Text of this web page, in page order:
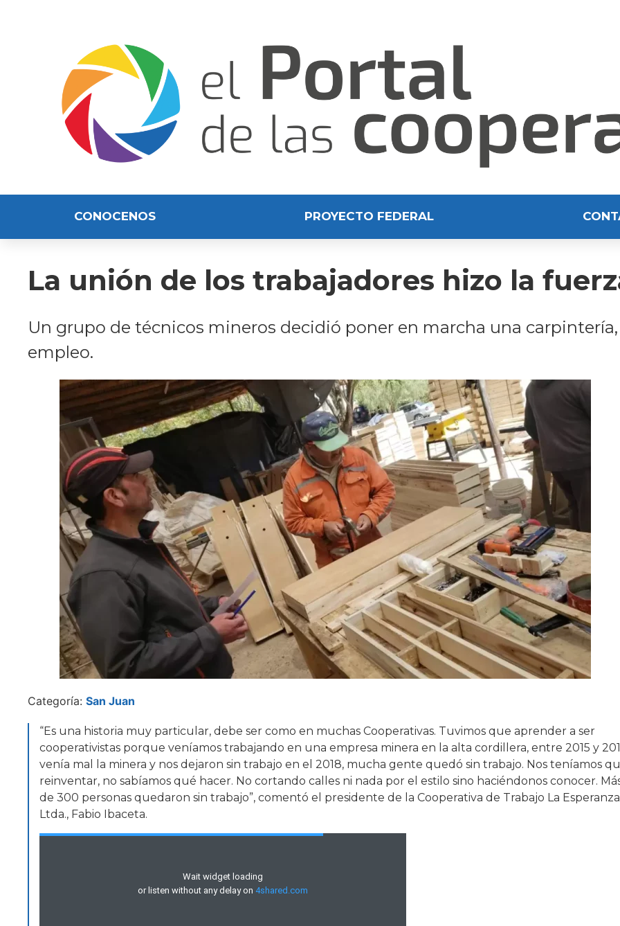
CONOCENOS PROYECTO FEDERAL
La unión de los trabajadores hizo la
Un grupo de técnicos mineros decidió poner en marcha una
empleo.
Categoría: San Juan
“Es una historia muy particular, debe ser como en muchas Cooperativas. Tuvimos que aprender a ser
cooperativistas porque veníamos trabajando en una empresa minera en la alta cordillera, entre 2015 y
venía mal la minera y nos dejaron sin trabajo en el 2018, mucha gente quedó sin trabajo. Nos teníamos
reinventar, no sabíamos qué hacer. No cortando calles ni nada por el estilo sino haciéndonos conocer.
de 300 personas quedaron sin trabajo”, comentó el presidente de la Cooperativa de Trabajo La Esperanza
Ltda., Fabio Ibaceta.